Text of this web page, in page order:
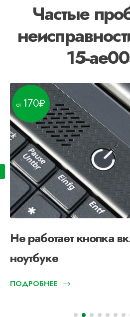
Частые
15-
Не работает кнопка
ноутбуке
170
ПОДРОБНЕЕ